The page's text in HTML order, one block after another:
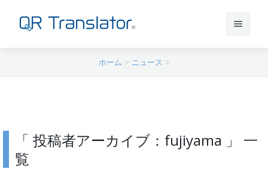
QR Translatorについて
ホーム > ニュース >
「 投稿者アーカイブ：fujiyama 」 一
覧